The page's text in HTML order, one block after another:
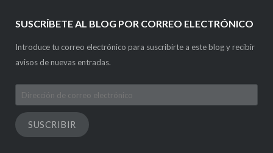
SUSCRÍBETE AL BLOG POR CORREO ELECTRÓNICO
Introduce tu correo electrónico para suscribirte a este blog y recibir
avisos de nuevas entradas.
Dirección
de
correo
electrónico
SUSCRIBIR